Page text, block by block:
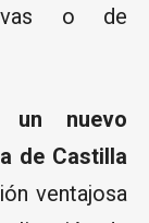
o de
un nuevo
de Castilla
ventajosa